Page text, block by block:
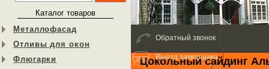
Каталог товаров
Металлофасад
Отливы для окон
Флюгарки
Цокольный сайдинг
Обратный звонок
Выезд замерщика